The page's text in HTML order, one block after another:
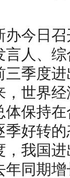
今日召
人、
三季度
，世界
体保持
季好转
我国进
同期增